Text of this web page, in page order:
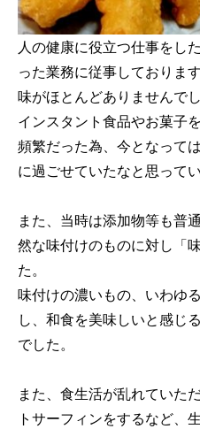
人の健康に役立つ仕事をし
った業務に従事しておりま
味がほとんどありませんでし
インスタント食品やお菓子
頻繁だった為、今となって
に過ごせていたなと思ってい
また、当時は添加物等も普
然な味付けのものに対し「
た。
味付けの濃いもの、いわゆ
し、和食を美味しいと感じ
でした。
また、食生活が乱れていた
トサーフィンをするなど、